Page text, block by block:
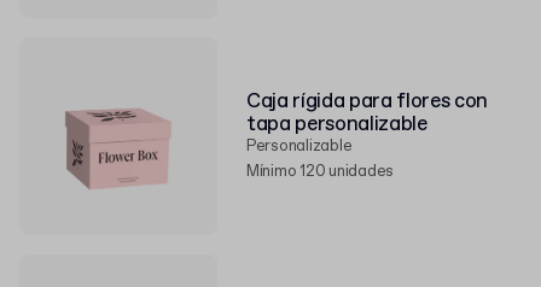
Caja rígida para flores con
tapa personalizable
Personalizable
Mínimo 120 unidades